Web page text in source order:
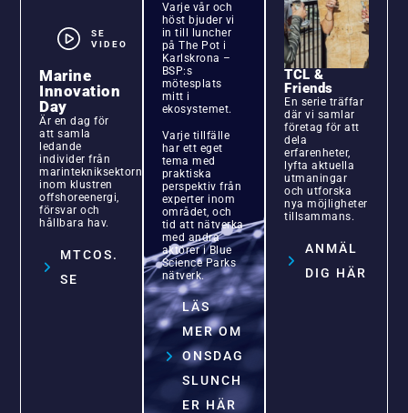
SE
VIDEO
Marine
Innovation
Day
Är en dag för
att samla
ledande
individer från
marintekniksektorn
inom klustren
offshoreenergi,
försvar och
hållbara hav.
MTCOS.
SE
Varje vår och
höst bjuder vi
in till luncher
på The Pot i
Karlskrona –
BSP:s
mötesplats
mitt i
ekosystemet.
Varje tillfälle
har ett eget
tema med
praktiska
perspektiv från
experter inom
området, och
tid att nätverka
med andra
aktörer i Blue
Science Parks
nätverk.
LÄS
MER OM
ONSDAG
SLUNCH
ER HÄR
TCL &
Friends
En serie träffar
där vi samlar
företag för att
dela
erfarenheter,
lyfta aktuella
utmaningar
och utforska
nya möjligheter
tillsammans.
ANMÄL
DIG HÄR